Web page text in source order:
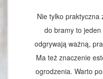
Nie tylko
do bramy to
odgrywają ważną,
Ma też znaczenie
ogrodzenia. Warto